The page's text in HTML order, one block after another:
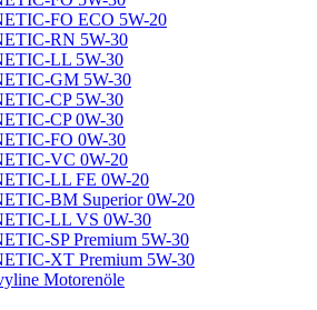
FO ECO 5W-20
RN 5W-30
LL 5W-30
GM 5W-30
CP 5W-30
CP 0W-30
FO 0W-30
VC 0W-20
LL FE 0W-20
BM Superior 0W-20
LL VS 0W-30
SP Premium 5W-30
XT Premium 5W-30
Motorenöle